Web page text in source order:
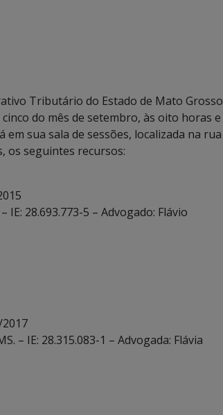
Tributário do Estado de Mato Grosso
do mês de setembro, às oito horas e
sua sala de sessões, localizada na rua
os seguintes recursos:
28.693.773-5 – Advogado: Flávio
– IE: 28.315.083-1 – Advogada: Flávia